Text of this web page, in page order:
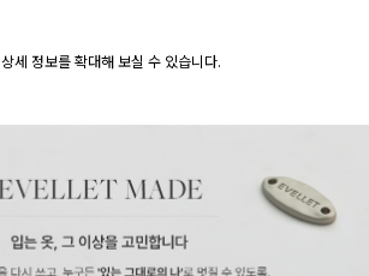
상세 정보를 확대해 보실 수 있습니다.